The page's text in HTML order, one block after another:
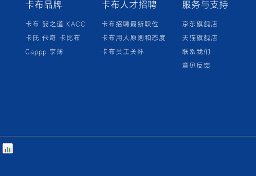
卡布品牌
卡布 婴之道 KACC
卡氏 佧奇 卡比布
Cappp 享薄
卡布人才招聘
卡布招聘最新职位
卡布用人原则和态度
卡布员工关怀
服务与支持
京东旗舰店
天猫旗舰店
联系我们
意见反馈